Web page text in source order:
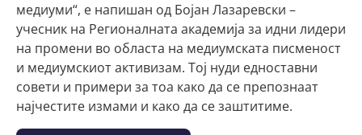
медиуми“, е напишан од Бојан Лазаревски –
учесник на Регионалната академија за идни лидери
на промени во областа на медиумската писменост
и медиумскиот активизам. Тој нуди едноставни
совети и примери за тоа како да се препознаат
најчестите измами и како да се заштитиме.